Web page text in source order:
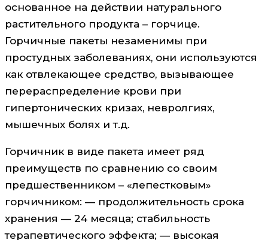
основанное на действии натурального
растительного продукта – горчице.
Горчичные пакеты незаменимы при
простудных заболеваниях, они используются
как отвлекающее средство, вызывающее
перераспределение крови при
гипертонических кризах, невролгиях,
мышечных болях и т.д.
Горчичник в виде пакета имеет ряд
преимуществ по сравнению со своим
предшественником – «лепестковым»
горчичником: — продолжительность срока
хранения — 24 месяца; стабильность
терапевтического эффекта; — высокая